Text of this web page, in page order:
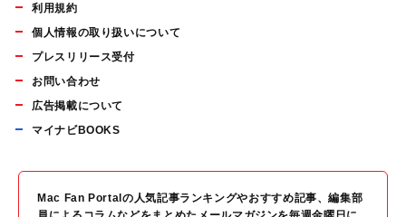
利用規約
個人情報の取り扱いについて
プレスリリース受付
お問い合わせ
広告掲載について
マイナビBOOKS
Mac Fan Portalの人気記事ランキングやおすすめ記事、編集部